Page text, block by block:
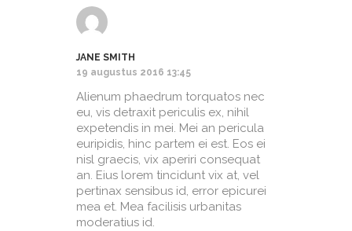
JANE SMITH
19 augustus 2016 13:45
Alienum phaedrum torquatos nec
eu, vis detraxit periculis ex, nihil
expetendis in mei. Mei an pericula
euripidis, hinc partem ei est. Eos ei
nisl graecis, vix aperiri consequat
an. Eius lorem tincidunt vix at, vel
pertinax sensibus id, error epicurei
mea et. Mea facilisis urbanitas
moderatius id.